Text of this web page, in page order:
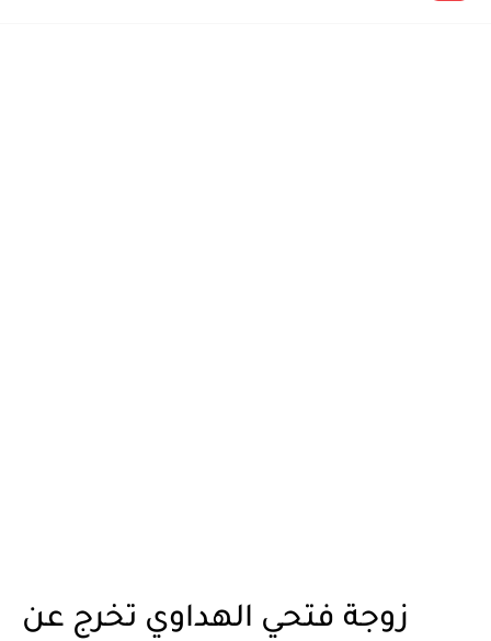
زوجة فتحي الهداوي تخرج عن